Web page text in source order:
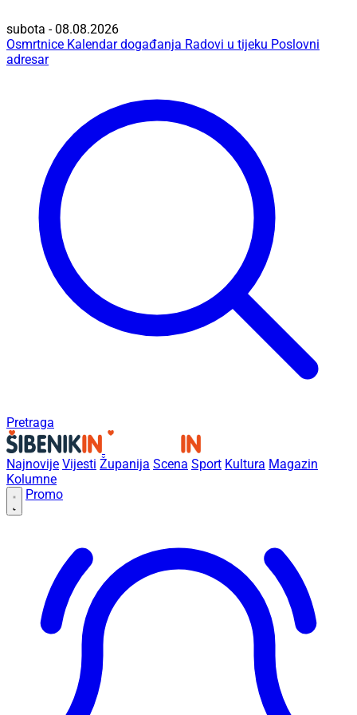
subota - 08.08.2026
Osmrtnice Kalendar događanja Radovi u tijeku Poslovni
adresar
Pretraga
Najnovije Vijesti Županija Scena Sport Kultura Magazin
Kolumne
Promo